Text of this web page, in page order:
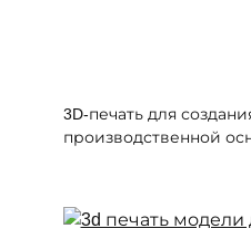
3D-печать для
производственной